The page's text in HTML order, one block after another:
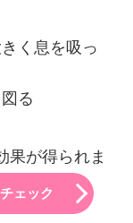
く息を吸っ
る
果が得られま
ェック